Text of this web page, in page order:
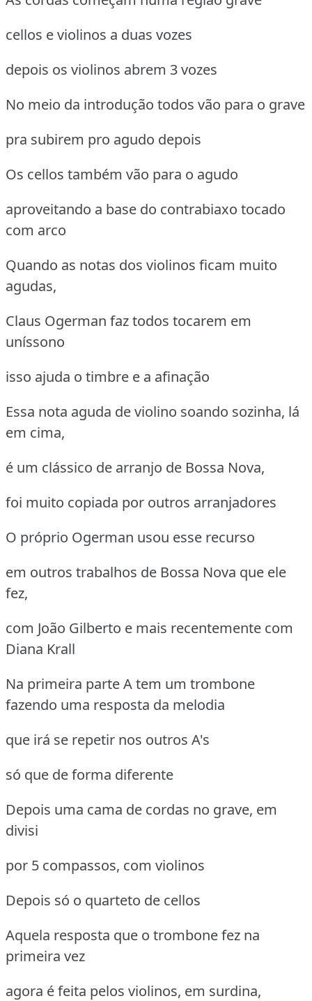
cellos e violinos a duas vozes
depois os violinos abrem 3 vozes
No meio da introdução todos vão para o grave
pra subirem pro agudo depois
Os cellos também vão para o agudo
aproveitando a base do contrabiaxo tocado
com arco
Quando as notas dos violinos ficam muito
agudas,
Claus Ogerman faz todos tocarem em
uníssono
isso ajuda o timbre e a afinação
Essa nota aguda de violino soando sozinha, lá
em cima,
é um clássico de arranjo de Bossa Nova,
foi muito copiada por outros arranjadores
O próprio Ogerman usou esse recurso
em outros trabalhos de Bossa Nova que ele
fez,
com João Gilberto e mais recentemente com
Diana Krall
Na primeira parte A tem um trombone
fazendo uma resposta da melodia
que irá se repetir nos outros A's
só que de forma diferente
Depois uma cama de cordas no grave, em
divisi
por 5 compassos, com violinos
Depois só o quarteto de cellos
Aquela resposta que o trombone fez na
primeira vez
agora é feita pelos violinos, em surdina,